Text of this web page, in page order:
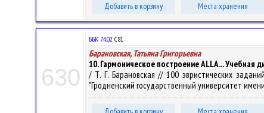
Добавить в корзину Места хранения
630
ББК 74.02 С81
Барановская, Татьяна Григорьевна
10. Гармоническое построение ALLA... Учебная
/ Т. Г. Барановская // 100 эвристических
"Гродненский государственный университет